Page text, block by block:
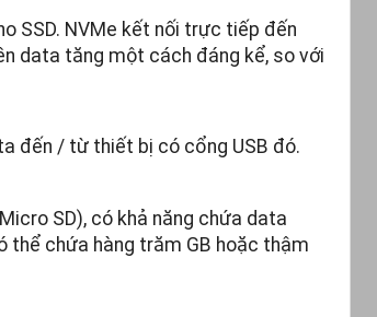
SSD. NVMe kết nối trực tiếp đến
data tăng một cách đáng kể, so với
đến / từ thiết bị có cổng USB đó.
SD), có khả năng chứa data
thể chứa hàng trăm GB hoặc thậm